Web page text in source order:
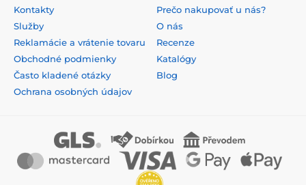
Kontakty
Služby
Reklamácie a vrátenie tovaru
Obchodné podmienky
Často kladené otázky
Ochrana osobných údajov
Prečo nakupovať u nás?
O nás
Recenze
Katalógy
Blog